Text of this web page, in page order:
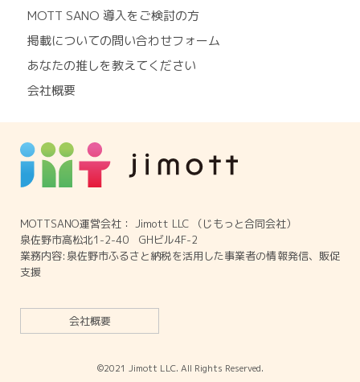
MOTTSANO運営会社： Jimott LLC （じもっと合同会社）
泉佐野市高松北1-2-40 GHビル4F-2
業務内容:泉佐野市ふるさと納税を活用した事業者の情報発信、販促
支援
会社概要
MOTT SANO 導入をご検討の方
掲載についての問い合わせフォーム
あなたの推しを教えてください
会社概要
©2021 Jimott LLC. All Rights Reserved.